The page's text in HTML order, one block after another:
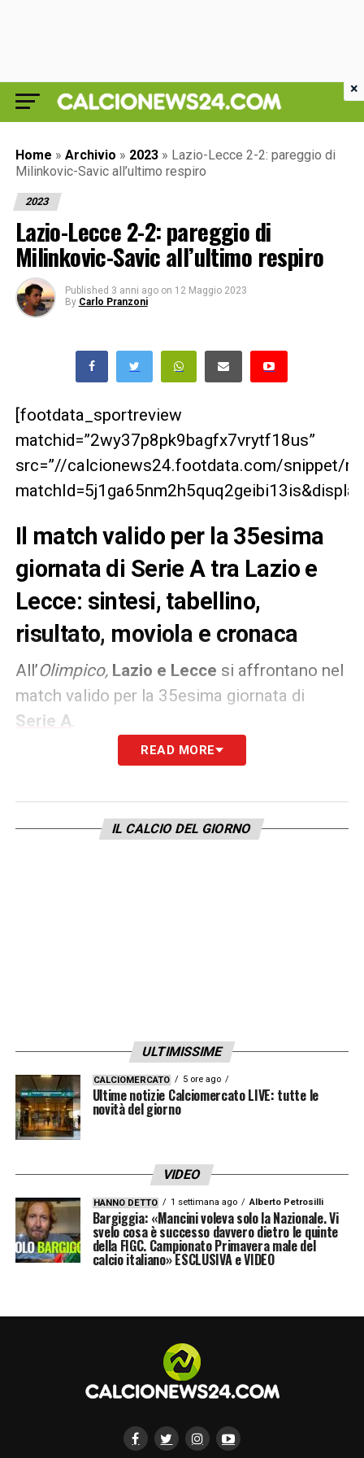
Home » Archivio » 2023 » Lazio-Lecce 2-2: pareggio di
Milinkovic-Savic all’ultimo respiro
2023
Lazio-Lecce 2-2: pareggio di
Milinkovic-Savic all’ultimo respiro
Published 3 anni ago on 12 Maggio 2023
By Carlo Pranzoni
[footdata_sportreview
matchid=”2wy37p8pk9bagfx7vrytf18us”
src=”//calcionews24.footdata.com/snippet/
Il match valido per la 35esima
giornata di Serie A tra Lazio e
Lecce: sintesi, tabellino,
risultato, moviola e cronaca
All’Olimpico,Lazio e Lecce si affrontano nel
match valido per la 35esima giornata di
Serie A
LA PLAYLIST DELLE NOSTRE TOP NEWS
READ MORE
IL CALCIO DEL GIORNO
ULTIMISSIME
CALCIOMERCATO 5 ore ago
Ultime notizie Calciomercato LIVE: tutte le
novità del giorno
VIDEO
HANNO DETTO 1 settimana ago Alberto Petrosilli
Bargiggia: «Mancini voleva solo la Nazionale. Vi
svelo cosa è successo davvero dietro le quinte
della FIGC. Campionato Primavera male del
calcio italiano» ESCLUSIVA e VIDEO
×